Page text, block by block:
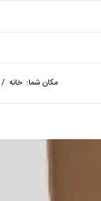
مکان شما: خانه /